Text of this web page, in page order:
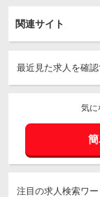
関連サイト
最近見た求人を確認
気に
簡
注目の求人検索ワ